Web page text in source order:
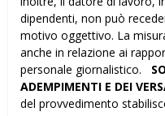
dipendenti, non può
motivo oggettivo. La
anche in relazione ai
personale giornalistico.
ADEMPIMENTI E DEI
del provvedimento